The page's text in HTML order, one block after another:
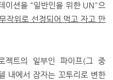
이션을 "일반인을 위한 UN"으
작위로 선정되어 먹고 자고 만
트의 일부인 파이프(그 중
내에서 잠자는 꼬투리로 변한